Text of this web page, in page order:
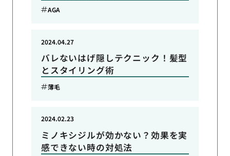
AGA
バレないはげ隠しテクニック！髪型
とスタイリング術
2024.04.27
薄毛
ミノキシジルが効かない？効果を実
感できない時の対処法
2024.02.23